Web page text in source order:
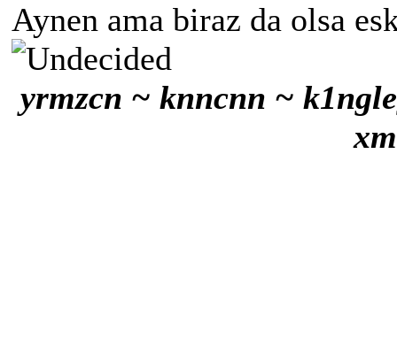
Aynen ama biraz da olsa
yrmzcn ~ knncnn ~